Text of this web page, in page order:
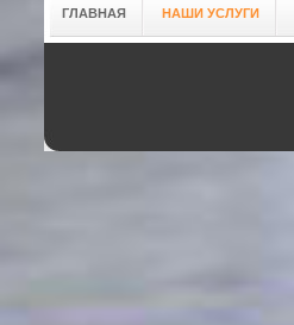
ГЛАВНАЯ НАШИ УСЛУГИ